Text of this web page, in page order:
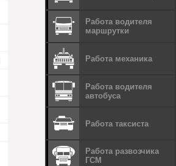
Работа водителя
маршрутки
Работа механика
Работа водителя
автобуса
Работа таксиста
Работа развозчика
ГСМ